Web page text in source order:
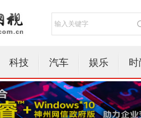
科技 汽车 娱乐 时